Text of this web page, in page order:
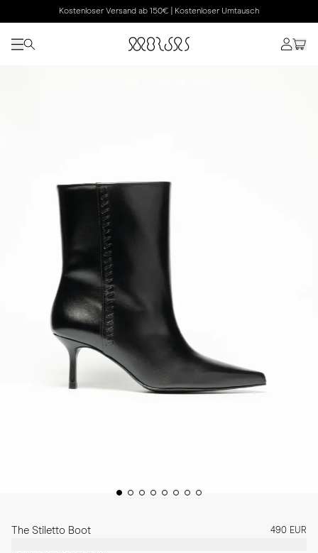
Kostenloser Versand ab 150€ | Kostenloser Umtausch
The Stiletto Boot 490 EUR